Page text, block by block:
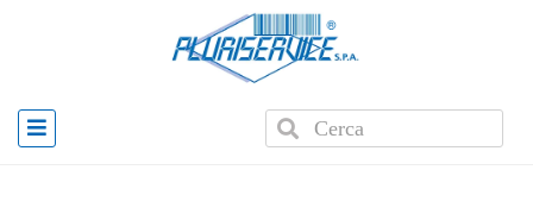
Home Honeywell Granit XP 1991iSR